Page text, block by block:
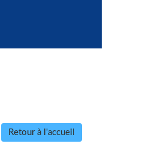
Retour à l'accueil